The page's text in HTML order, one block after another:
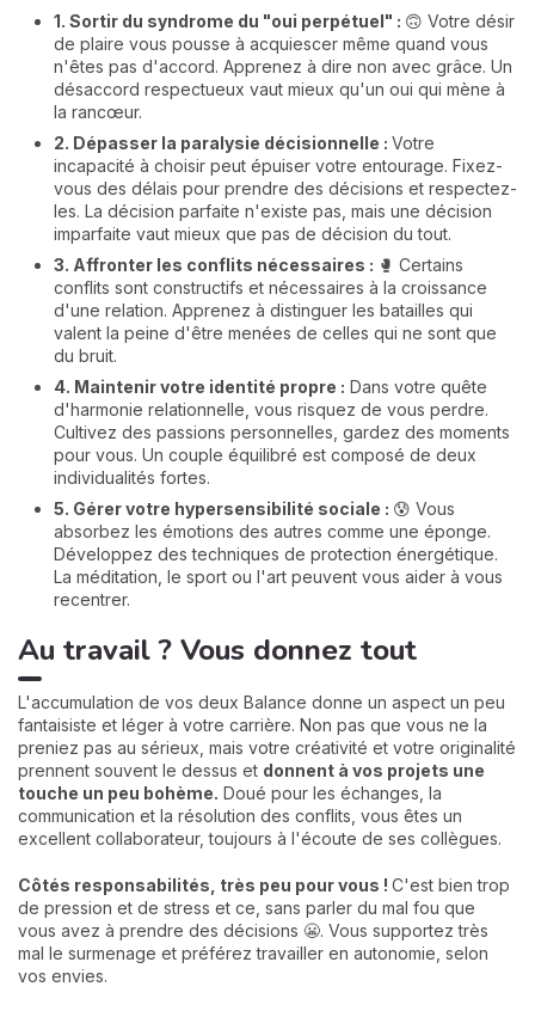
1. Sortir du syndrome du "oui perpétuel" : 🙃 Votre désir
de plaire vous pousse à acquiescer même quand vous
n'êtes pas d'accord. Apprenez à dire non avec grâce. Un
désaccord respectueux vaut mieux qu'un oui qui mène à
la rancœur.
2. Dépasser la paralysie décisionnelle : Votre
incapacité à choisir peut épuiser votre entourage. Fixez-
vous des délais pour prendre des décisions et respectez-
les. La décision parfaite n'existe pas, mais une décision
imparfaite vaut mieux que pas de décision du tout.
3. Affronter les conflits nécessaires : 🥊 Certains
conflits sont constructifs et nécessaires à la croissance
d'une relation. Apprenez à distinguer les batailles qui
valent la peine d'être menées de celles qui ne sont que
du bruit.
4. Maintenir votre identité propre : Dans votre quête
d'harmonie relationnelle, vous risquez de vous perdre.
Cultivez des passions personnelles, gardez des moments
pour vous. Un couple équilibré est composé de deux
individualités fortes.
5. Gérer votre hypersensibilité sociale : 😰 Vous
absorbez les émotions des autres comme une éponge.
Développez des techniques de protection énergétique.
La méditation, le sport ou l'art peuvent vous aider à vous
recentrer.
Au travail ? Vous donnez tout
L'accumulation de vos deux Balance donne un aspect un peu
fantaisiste et léger à votre carrière. Non pas que vous ne la
preniez pas au sérieux, mais votre créativité et votre originalité
prennent souvent le dessus et donnent à vos projets une
touche un peu bohème. Doué pour les échanges, la
communication et la résolution des conflits, vous êtes un
excellent collaborateur, toujours à l'écoute de ses collègues.
Côtés responsabilités, très peu pour vous ! C'est bien trop
de pression et de stress et ce, sans parler du mal fou que
vous avez à prendre des décisions 😬. Vous supportez très
mal le surmenage et préférez travailler en autonomie, selon
vos envies.